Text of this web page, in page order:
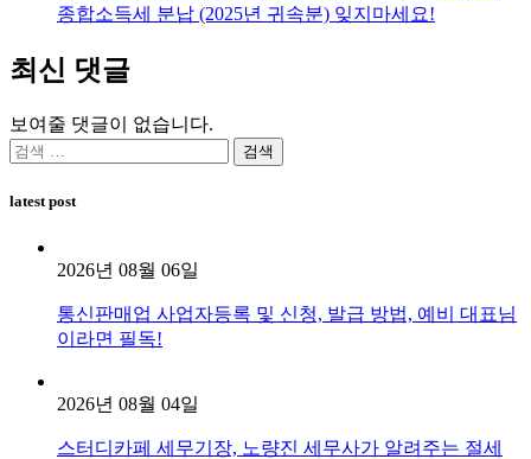
종합소득세 분납 (2025년 귀속분) 잊지마세요!
최신 댓글
보여줄 댓글이 없습니다.
검
latest post
2026년 08월 06일
통신판매업 사업자등록 및 신청, 발급 방법, 예비 대표님
이라면 필독!
2026년 08월 04일
스터디카페 세무기장, 노량진 세무사가 알려주는 절세